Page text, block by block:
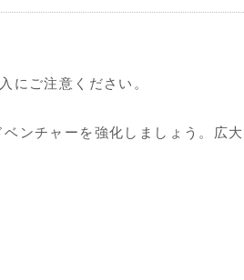
にご注意ください。
ンチャーを強化しましょう。広